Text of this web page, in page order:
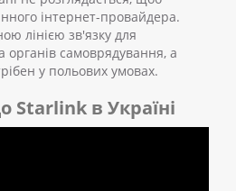
інтернет-провайдера.
лінією зв'язку для
органів самоврядування, а
у польових умовах.
Starlink в Україні